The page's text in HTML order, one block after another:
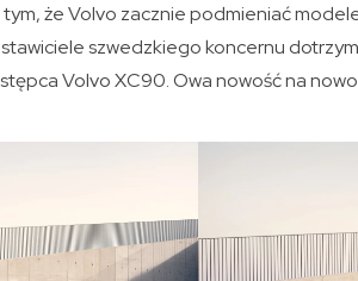
że Volvo zacznie podmieniać
szwedzkiego koncernu
Volvo XC90. Owa nowość na